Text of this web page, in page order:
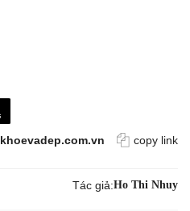
khoevadep.com.vn copy link
Tác giả:Ho Thi Nhuy